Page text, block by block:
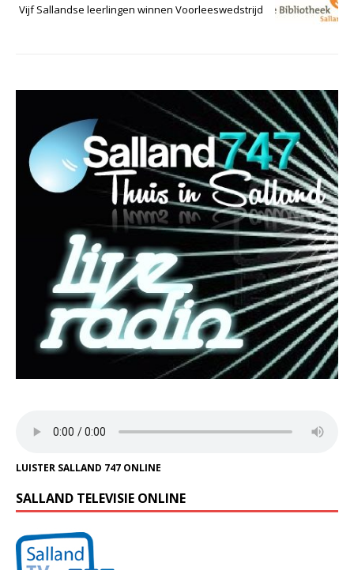
Vijf Sallandse leerlingen winnen Voorleeswedstrijd
LUISTER SALLAND 747 ONLINE
SALLAND TELEVISIE ONLINE